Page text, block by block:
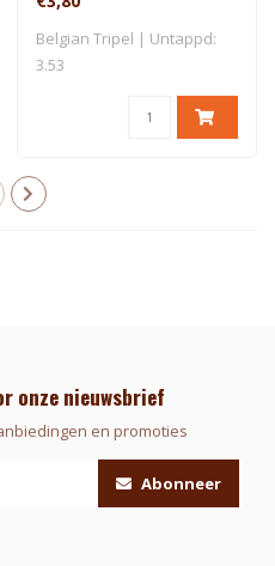
Belgian Tripel | Untappd:
3.53
onze nieuwsbrief
en promoties
Abonneer